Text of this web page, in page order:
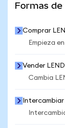
Formas de
Comprar
Empieza
Vender LEND
Cambia
Intercambiar